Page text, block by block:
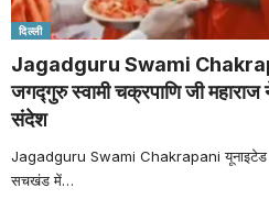
दिल्ली
Jagadguru Swami
जगद्गुरु स्वामी चक्रपाणि जी महाराज
संदेश
Jagadguru Swami Chakrapani यूनाइटेड
सचखंड में…